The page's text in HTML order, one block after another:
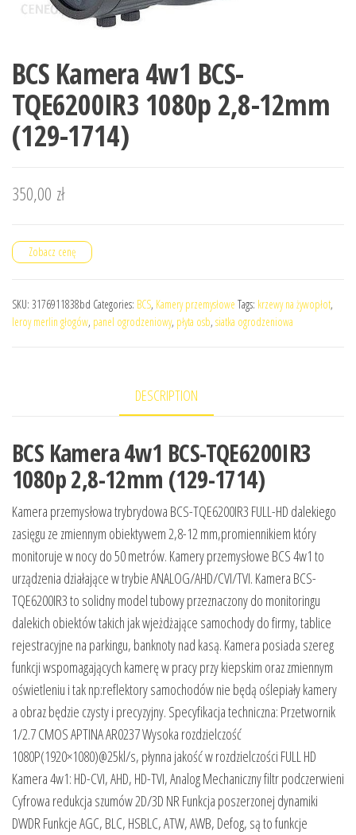
BCS Kamera 4w1 BCS-
TQE6200IR3 1080p 2,8-12mm
(129-1714)
350,00 zł
Zobacz cenę
SKU: 3176911838bd Categories: BCS, Kamery przemysłowe Tags: krzewy na żywopłot,
leroy merlin głogów, panel ogrodzeniowy, płyta osb, siatka ogrodzeniowa
DESCRIPTION
BCS Kamera 4w1 BCS-TQE6200IR3
1080p 2,8-12mm (129-1714)
Kamera przemysłowa trybrydowa BCS-TQE6200IR3 FULL-HD dalekiego
zasięgu ze zmiennym obiektywem 2,8-12 mm,promiennikiem który
monitoruje w nocy do 50 metrów. Kamery przemysłowe BCS 4w1 to
urządzenia działające w trybie ANALOG/AHD/CVI/TVI. Kamera BCS-
TQE6200IR3 to solidny model tubowy przeznaczony do monitoringu
dalekich obiektów takich jak wjeżdżające samochody do firmy, tablice
rejestracyjne na parkingu, banknoty nad kasą. Kamera posiada szereg
funkcji wspomagających kamerę w pracy przy kiepskim oraz zmiennym
oświetleniu i tak np:reflektory samochodów nie będą oślepiały kamery
a obraz będzie czysty i precyzyjny. Specyfikacja techniczna: Przetwornik
1/2.7 CMOS APTINA AR0237 Wysoka rozdzielczość
1080P(1920×1080)@25kl/s, płynna jakość w rozdzielczości FULL HD
Kamera 4w1: HD-CVI, AHD, HD-TVI, Analog Mechaniczny filtr podczerwieni
Cyfrowa redukcja szumów 2D/3D NR Funkcja poszerzonej dynamiki
DWDR Funkcje AGC, BLC, HSBLC, ATW, AWB, Defog, są to funkcje